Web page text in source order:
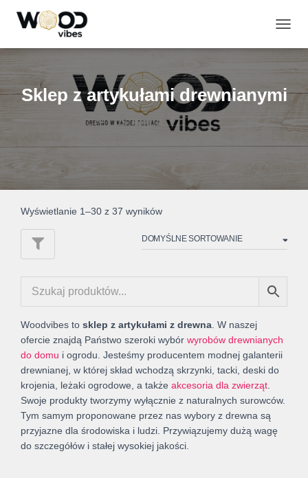
Sklep z artykułami drewnianymi
Wyświetlanie 1–30 z 37 wyników
Woodvibes to sklep z artykułami z drewna . W naszej
ofercie znajdą Państwo szeroki wybór wyrobów drewnianych
do domu i ogrodu. Jesteśmy producentem modnej galanterii
drewnianej, w której skład wchodzą skrzynki, tacki, deski do
krojenia, leżaki ogrodowe, a także akcesoria dla zwierząt
Swoje produkty tworzymy wyłącznie z naturalnych surowców.
Tym samym proponowane przez nas wybory z drewna są
przyjazne dla środowiska i ludzi. Przywiązujemy dużą wagę
do szczegółów i stałej wysokiej jakości.